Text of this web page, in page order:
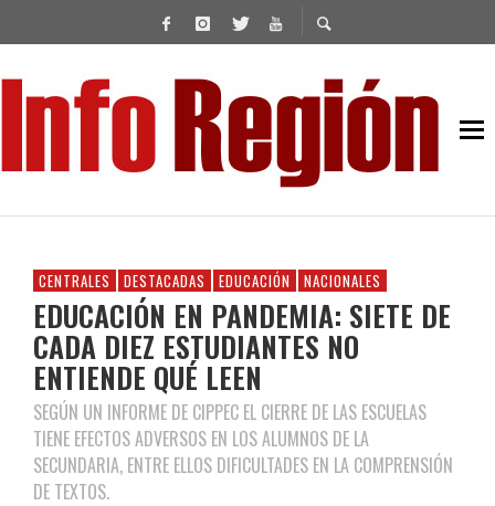
CENTRALES DESTACADAS EDUCACIÓN NACIONALES
EDUCACIÓN EN PANDEMIA: SIETE DE
CADA DIEZ ESTUDIANTES NO
ENTIENDE QUÉ LEEN
SEGÚN UN INFORME DE CIPPEC EL CIERRE DE LAS ESCUELAS
TIENE EFECTOS ADVERSOS EN LOS ALUMNOS DE LA
SECUNDARIA, ENTRE ELLOS DIFICULTADES EN LA COMPRENSIÓN
DE TEXTOS.